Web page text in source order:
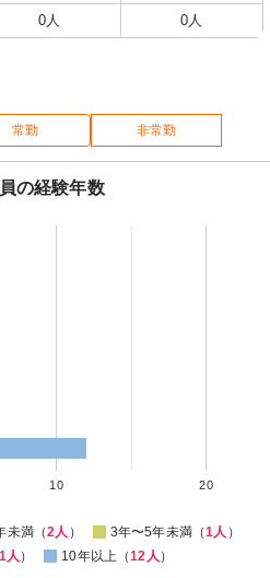
0人 0人
常勤 非常勤
の経験年数
10 20
未満（2人 ） 3年〜5年未満（1人 ）
1人 ） 10年以上（12人 ）